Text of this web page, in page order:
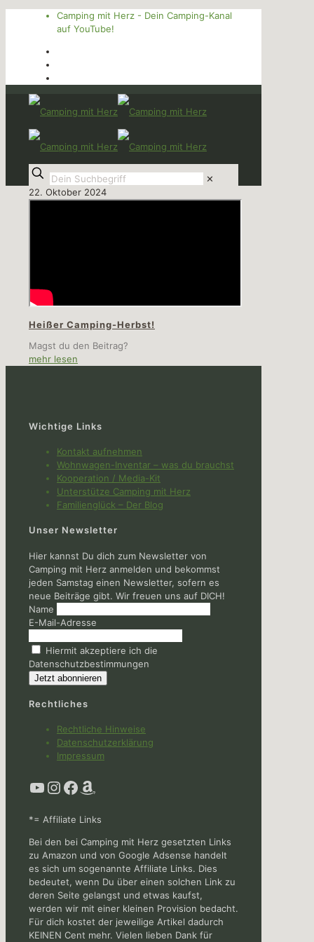
Camping mit Herz - Dein Camping-Kanal
auf YouTube!
✕
22. Oktober 2024
Heißer Camping-Herbst!
Magst du den Beitrag?
mehr lesen
Wichtige Links
Kontakt aufnehmen
Wohnwagen-Inventar – was du brauchst
Kooperation / Media-Kit
Unterstütze Camping mit Herz
Familienglück – Der Blog
Unser Newsletter
Hier kannst Du dich zum Newsletter von
Camping mit Herz anmelden und bekommst
jeden Samstag einen Newsletter, sofern es
neue Beiträge gibt. Wir freuen uns auf DICH!
Name
E-Mail-Adresse
Hiermit akzeptiere ich die
Datenschutzbestimmungen
Rechtliches
Rechtliche Hinweise
Datenschutzerklärung
Impressum
YouTube
Instagram
Facebook
Amazon
*= Affiliate Links
Bei den bei Camping mit Herz gesetzten Links
zu Amazon und von Google Adsense handelt
es sich um sogenannte Affiliate Links. Dies
bedeutet, wenn Du über einen solchen Link zu
deren Seite gelangst und etwas kaufst,
werden wir mit einer kleinen Provision bedacht.
Für dich kostet der jeweilige Artikel dadurch
KEINEN Cent mehr. Vielen lieben Dank für